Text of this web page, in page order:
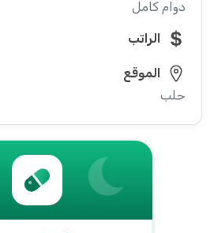
دوام كامل
الراتب
الموقع
حلب